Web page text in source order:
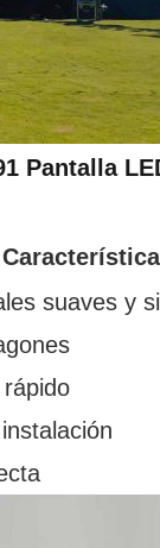
Pantalla
suaves y